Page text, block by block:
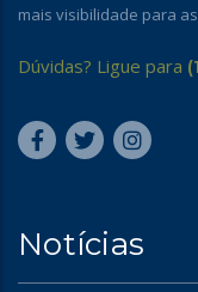
mais visibilidade para
Dúvidas? Ligue para
Notícias